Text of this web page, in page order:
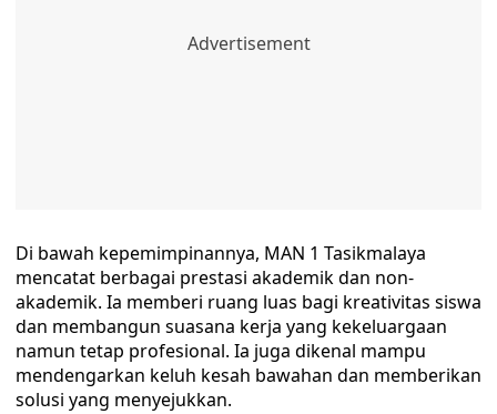
Di bawah kepemimpinannya, MAN 1 Tasikmalaya
mencatat berbagai prestasi akademik dan non-
akademik. Ia memberi ruang luas bagi kreativitas siswa
dan membangun suasana kerja yang kekeluargaan
namun tetap profesional. Ia juga dikenal mampu
mendengarkan keluh kesah bawahan dan memberikan
solusi yang menyejukkan.